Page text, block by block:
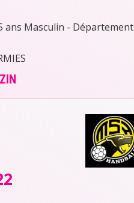
ans Masculin - Département